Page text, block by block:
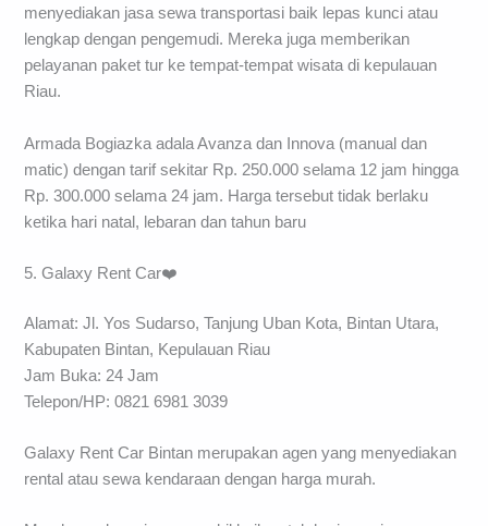
menyediakan jasa sewa transportasi baik lepas kunci atau
lengkap dengan pengemudi. Mereka juga memberikan
pelayanan paket tur ke tempat-tempat wisata di kepulauan
Riau.
Armada Bogiazka adala Avanza dan Innova (manual dan
matic) dengan tarif sekitar Rp. 250.000 selama 12 jam hingga
Rp. 300.000 selama 24 jam. Harga tersebut tidak berlaku
ketika hari natal, lebaran dan tahun baru
5. Galaxy Rent Car❤️
Alamat: Jl. Yos Sudarso, Tanjung Uban Kota, Bintan Utara,
Kabupaten Bintan, Kepulauan Riau
Jam Buka: 24 Jam
Telepon/HP: 0821 6981 3039
Galaxy Rent Car Bintan merupakan agen yang menyediakan
rental atau sewa kendaraan dengan harga murah.